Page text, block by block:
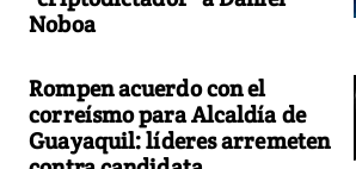
Noboa
Rompen acuerdo con el
correísmo para Alcaldía de
Guayaquil: líderes arremeten